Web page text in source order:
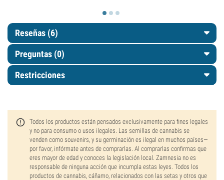
Reseñas (6)
Preguntas (0)
Restricciones
Todos los productos están pensados exclusivamente para fines legales
y no para consumo o usos ilegales. Las semillas de cannabis se
venden como souvenirs, y su germinación es ilegal en muchos países—
por favor, infórmate antes de comprarlas. Al comprarlas confirmas que
eres mayor de edad y conoces la legislación local. Zamnesia no es
responsable de ninguna acción que incumpla estas leyes. Todos los
productos de cannabis, cáñamo, relacionados con las setas y otros que